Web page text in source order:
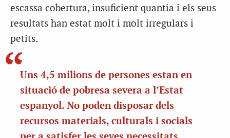
escassa cobertura, insuficient quantia i els seus
resultats han estat molt i molt irregulars i
petits.
Uns 4,5 milions de persones estan en
situació de pobresa severa a l’Estat
espanyol. No poden disposar dels
recursos materials, culturals i socials